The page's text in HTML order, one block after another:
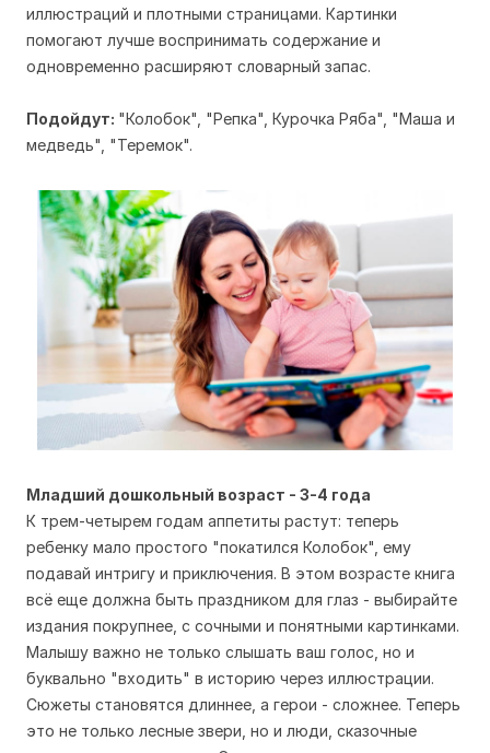
иллюстраций и плотными страницами. Картинки
помогают лучше воспринимать содержание и
одновременно расширяют словарный запас.
Подойдут: "Колобок", "Репка", Курочка Ряба", "Маша и
медведь", "Теремок".
Младший дошкольный возраст - 3-4 года
К трем-четырем годам аппетиты растут: теперь
ребенку мало простого "покатился Колобок", ему
подавай интригу и приключения. В этом возрасте книга
всё еще должна быть праздником для глаз - выбирайте
издания покрупнее, с сочными и понятными картинками.
Малышу важно не только слышать ваш голос, но и
буквально "входить" в историю через иллюстрации.
Сюжеты становятся длиннее, а герои - сложнее. Теперь
это не только лесные звери, но и люди, сказочные